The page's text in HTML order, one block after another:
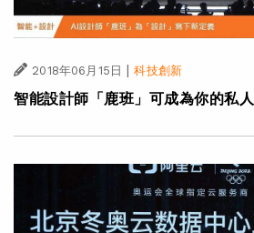
2018年06月15日 | 科技創新
智能設計師「鹿班」可成為你的私人